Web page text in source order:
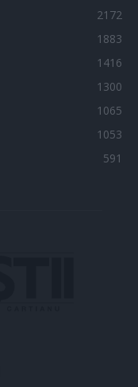
2172
1883
1416
1300
1065
1053
591